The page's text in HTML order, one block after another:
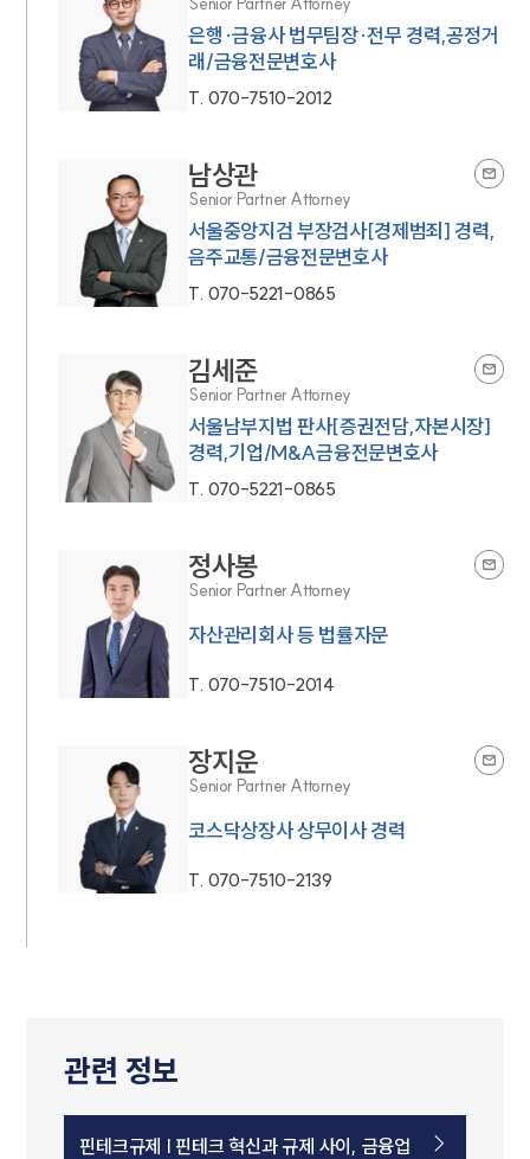
은행·금융사 법무팀장·전무 경력,공정거
래/금융전문변호사
T. 070-7510-2012
남상관
Senior Partner Attorney
서울중앙지검 부장검사[경제범죄] 경력,
음주교통/금융전문변호사
T. 070-5221-0865
김세준
Senior Partner Attorney
서울남부지법 판사[증권전담,자본시장]
경력,기업/M&A금융전문변호사
T. 070-5221-0865
정사봉
Senior Partner Attorney
자산관리회사 등 법률자문
T. 070-7510-2014
장지운
Senior Partner Attorney
코스닥상장사 상무이사 경력
T. 070-7510-2139
관련 정보
핀테크규제 | 핀테크 혁신과 규제 사이, 금융업